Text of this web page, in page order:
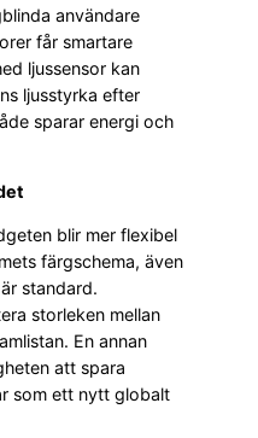
användare
får smartare
ljussensor kan
ljusstyrka efter
sparar energi och
blir mer flexibel
färgschema, även
standard.
storleken mellan
En annan
att spara
som ett nytt globalt